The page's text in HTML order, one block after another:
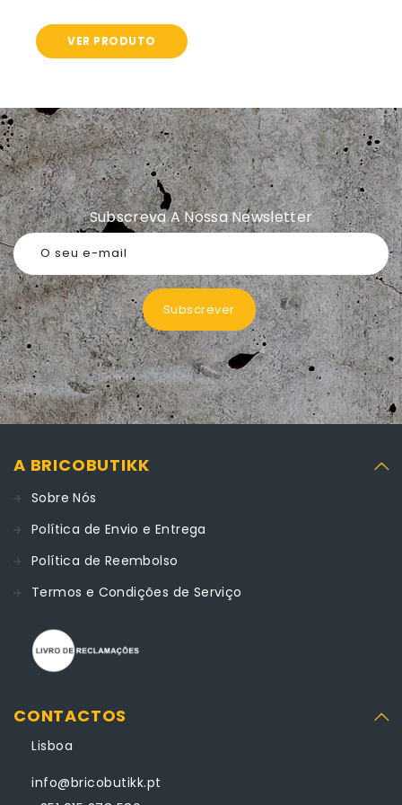
VER PRODUTO
Subscreva A Nossa Newsletter
O seu e-mail
Subscrever
A BRICOBUTIKK
Sobre Nós
Política de Envio e Entrega
Política de Reembolso
Termos e Condições de Serviço
CONTACTOS
Lisboa
info@bricobutikk.pt